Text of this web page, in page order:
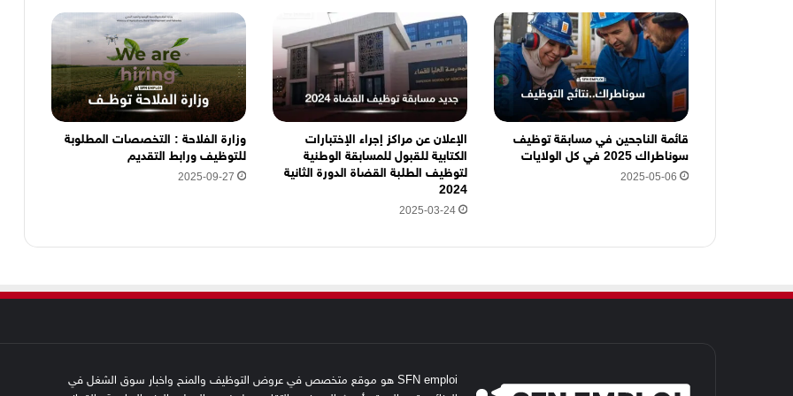
و
ن
ه
قائمة الناجحين في مسابقة توظيف
سوناطراك 2025 في كل الولايات
2025-05-06
الإعلان عن مراكز إجراء الإختبارات
الكتابية للقبول للمسابقة الوطنية
لتوظيف الطلبة القضاة الدورة الثانية
2024
2025-03-24
وزارة الفلاحة : التخصصات المطلوبة
للتوظيف ورابط التقديم
2025-09-27
SFN emploi هو موقع متخصص في عروض التوظيف والمنح واخبار سوق الشغل في